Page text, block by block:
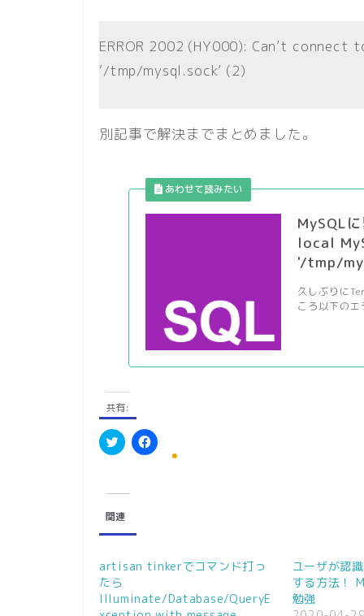
ERROR 2002 (HY000): Can’t
‘/tmp/mysql.sock’ (2)
別記事で解決までまとめました。
MySQL
local
'/tmp/
久しぶりに
ころ以下の
共有:
ク
し
T
i
e
r
で
共
有
F
有
す
は
ク
関連
artisan tinkerでコマンド打っ
たら
Illuminate/Database/QueryE
ユーザが認
する方法！
勉強